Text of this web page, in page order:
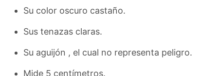
Su color oscuro castaño.
Sus tenazas claras.
Su aguijón , el cual no representa peligro.
Mide 5 centímetros.